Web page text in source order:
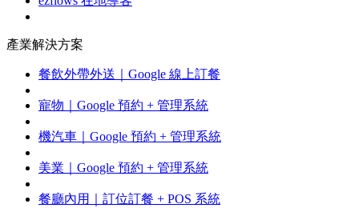
產業解決方案
餐飲外帶外送｜Google 線上訂餐
寵物｜Google 預約 + 管理系統
機汽車｜Google 預約 + 管理系統
美業｜Google 預約 + 管理系統
餐廳內用｜訂位訂餐 + POS 系統